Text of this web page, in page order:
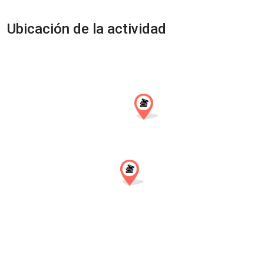
Ubicación de la actividad